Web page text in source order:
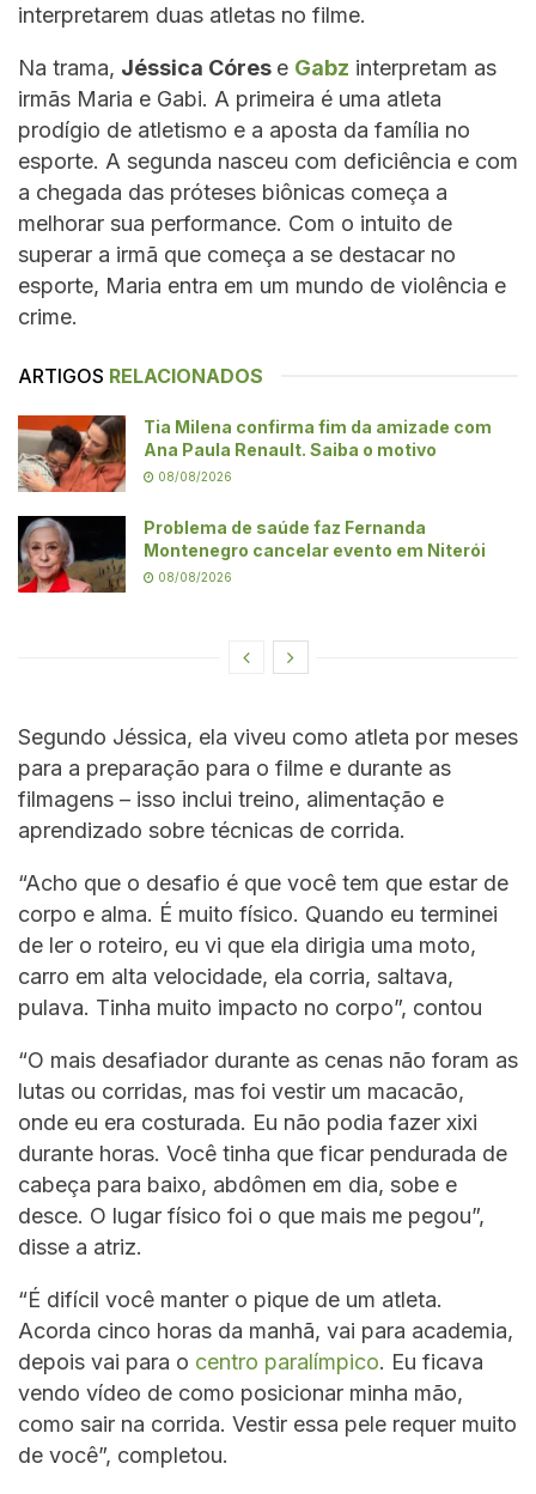
interpretarem duas atletas no filme.
Na trama, Jéssica Córes e Gabz interpretam as
irmãs Maria e Gabi. A primeira é uma atleta
prodígio de atletismo e a aposta da família no
esporte. A segunda nasceu com deficiência e com
a chegada das próteses biônicas começa a
melhorar sua performance. Com o intuito de
superar a irmã que começa a se destacar no
esporte, Maria entra em um mundo de violência e
crime.
ARTIGOS RELACIONADOS
Tia Milena confirma fim da amizade com
Ana Paula Renault. Saiba o motivo
08/08/2026
Problema de saúde faz Fernanda
Montenegro cancelar evento em Niterói
08/08/2026
Segundo Jéssica, ela viveu como atleta por meses
para a preparação para o filme e durante as
filmagens – isso inclui treino, alimentação e
aprendizado sobre técnicas de corrida.
“Acho que o desafio é que você tem que estar de
corpo e alma. É muito físico. Quando eu terminei
de ler o roteiro, eu vi que ela dirigia uma moto,
carro em alta velocidade, ela corria, saltava,
pulava. Tinha muito impacto no corpo”, contou
“O mais desafiador durante as cenas não foram as
lutas ou corridas, mas foi vestir um macacão,
onde eu era costurada. Eu não podia fazer xixi
durante horas. Você tinha que ficar pendurada de
cabeça para baixo, abdômen em dia, sobe e
desce. O lugar físico foi o que mais me pegou”,
disse a atriz.
“É difícil você manter o pique de um atleta.
Acorda cinco horas da manhã, vai para academia,
depois vai para o centro paralímpico. Eu ficava
vendo vídeo de como posicionar minha mão,
como sair na corrida. Vestir essa pele requer muito
de você”, completou.